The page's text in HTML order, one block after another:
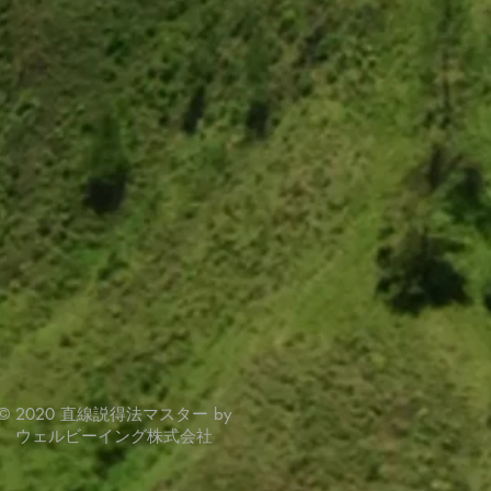
2020 直線説得法マスター by
ウェルビーイング株式会社